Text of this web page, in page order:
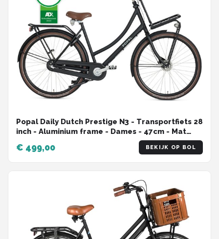
Popal Daily Dutch Prestige N3 - Transportfiets 28
inch - Aluminium frame - Dames - 47cm - Mat
€ 499,00 BEKIJK OP BOL